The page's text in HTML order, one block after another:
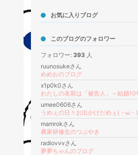
お気に入りブログ
このブログのフォロワー
フォロワー: 393 人
ruunosukeさん
めめおのブログ
x1p0k0さん
umee0606さん
うめぇの日々お出かけだめぇ(・ω・)
mamrokさん
農家研修生のつぶやき
radiovvvさん
夢夢ちゃんのブログ